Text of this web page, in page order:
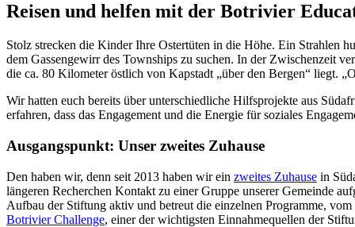
Reisen und helfen mit der Botrivier
Stolz strecken die Kinder Ihre Ostertüten in die Höhe. Ein Strahlen
dem Gassengewirr des Townships zu suchen. In der Zwischenzeit
die ca. 80 Kilometer östlich von Kapstadt „über den Bergen“ liegt.
Wir hatten euch bereits über unterschiedliche Hilfsprojekte aus
erfahren, dass das Engagement und die Energie für soziales
Ausgangspunkt: Unser zweites Zuhause
Den haben wir, denn seit 2013 haben wir ein zweites Zuhause in
längeren Recherchen Kontakt zu einer Gruppe unserer Gemeinde
Aufbau der Stiftung aktiv und betreut die einzelnen Programme,
Botrivier Challenge, einer der wichtigsten Einnahmequellen der